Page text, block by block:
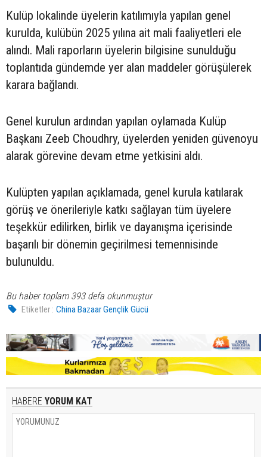
Kulüp lokalinde üyelerin katılımıyla yapılan genel
kurulda, kulübün 2025 yılına ait mali faaliyetleri ele
alındı. Mali raporların üyelerin bilgisine sunulduğu
toplantıda gündemde yer alan maddeler görüşülerek
karara bağlandı.
Genel kurulun ardından yapılan oylamada Kulüp
Başkanı Zeeb Choudhry, üyelerden yeniden güvenoyu
alarak görevine devam etme yetkisini aldı.
Kulüpten yapılan açıklamada, genel kurula katılarak
görüş ve önerileriyle katkı sağlayan tüm üyelere
teşekkür edilirken, birlik ve dayanışma içerisinde
başarılı bir dönemin geçirilmesi temennisinde
bulunuldu.
Bu haber toplam 393 defa okunmuştur
Etiketler : China Bazaar Gençlik Gücü
HABERE YORUM KAT